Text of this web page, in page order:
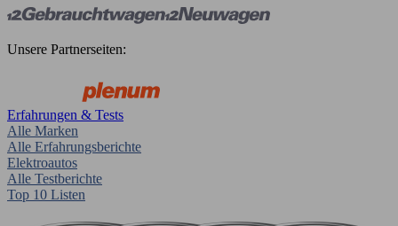
Unsere Partnerseiten:
Erfahrungen & Tests
Alle Marken
Alle Erfahrungsberichte
Elektroautos
Alle Testberichte
Top 10 Listen